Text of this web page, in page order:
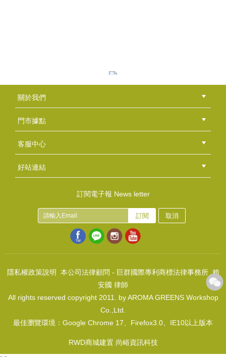
NT$5800
(USD192.56)
關於我們
公司簡介
品牌故事
最新消息
隱私權聲明
版權聲明
門市據點
總部
北區
中區
南區
東區
海外
客服中心
會員等級
購物流程
訂單查詢
常見問題
海外訂購流程
連絡我們
下載專區
紅利點數
好站連結
訂閱電子報 News letter
訂閱 取消
隱私權政策說明 本公司法律顧問 - 巨群國際專利商標法律事務所 賴
安國 律師
All rights reserved copyright 2011. by AROMA GREENS Workshop
Co.,Ltd.
最佳瀏覽環境：Google Chrome 17、Firefox3.0、IE10以上版本
RWD商城建置 尚峪資訊科技